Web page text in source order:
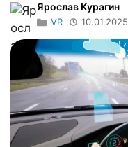
Ярослав Курагин
VR 10.01.2025